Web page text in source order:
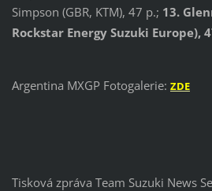
Simpson (GBR, KTM), 47 p.; 13.
Rockstar Energy Suzuki Europe),
Argentina MXGP Fotogalerie: ZDE
Tisková zpráva Team Suzuki News